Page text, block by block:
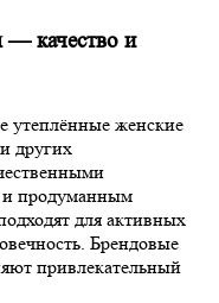
— качество и
утеплённые женские
других
и продуманным
для активных
Брендовые
привлекательный